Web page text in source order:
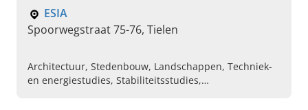
ESIA
Spoorwegstraat 75-76, Tielen
Architectuur, Stedenbouw, Landschappen, Techniek-
en energiestudies, Stabiliteitsstudies,